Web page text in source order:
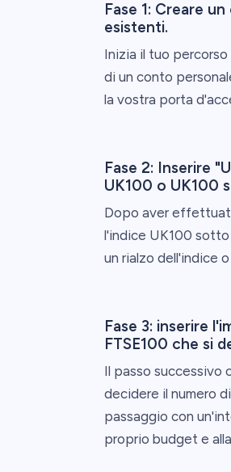
Fase 1: Creare
esistenti.
Inizia il tuo
di un conto
la vostra porta
Fase 2: Inserire
UK100 o UK100
Dopo aver
l'indice UK100
un rialzo dell'indice
Fase 3: inserire
FTSE100 che si
Il passo successivo
decidere il numero
passaggio con
proprio budget e